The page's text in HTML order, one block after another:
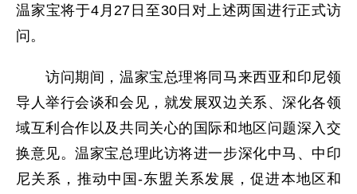
温家宝将于4月27日至30日对上述两国进行正式访
问。
访问期间，温家宝总理将同马来西亚和印尼领
导人举行会谈和会见，就发展双边关系、深化各领
域互利合作以及共同关心的国际和地区问题深入交
换意见。温家宝总理此访将进一步深化中马、中印
尼关系，推动中国-东盟关系发展，促进本地区和